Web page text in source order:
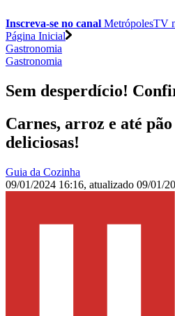
Inscreva-se no canal MetrópolesTV
Página Inicial
Gastronomia
Gastronomia
Sem desperdício!
Carnes, arroz e até
deliciosas!
Guia da Cozinha
09/01/2024 16:16, atualizado 09/01/